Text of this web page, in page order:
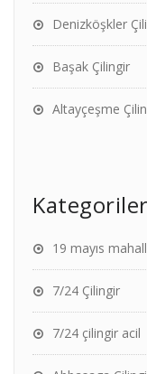
Denizköşkler
Başak Çilingir
Altayçeşme
Kategoriler
19 mayıs
7/24 Çilingir
7/24 çilingir acil